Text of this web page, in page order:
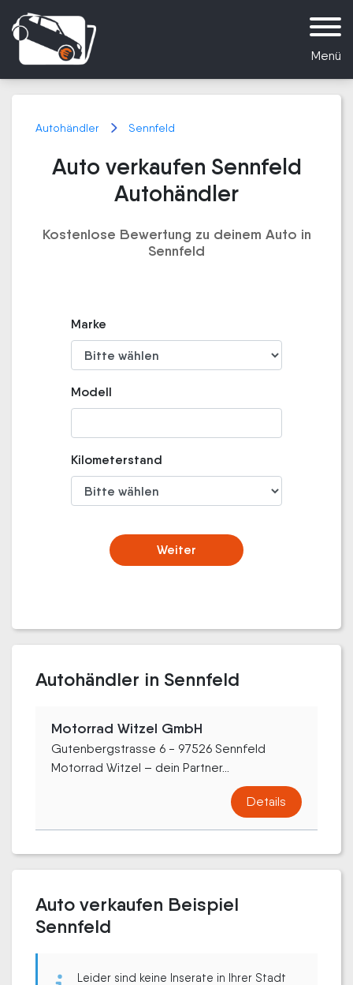
Menü
Autohändler Sennfeld
Auto verkaufen Sennfeld
Autohändler
Kostenlose Bewertung zu deinem Auto in
Sennfeld
Marke
Modell
Kilometerstand
Weiter
Autohändler in Sennfeld
Motorrad Witzel GmbH
Gutenbergstrasse 6 - 97526 Sennfeld
Motorrad Witzel – dein Partner...
Details
Auto verkaufen Beispiel
Sennfeld
Leider sind keine Inserate in Ihrer Stadt